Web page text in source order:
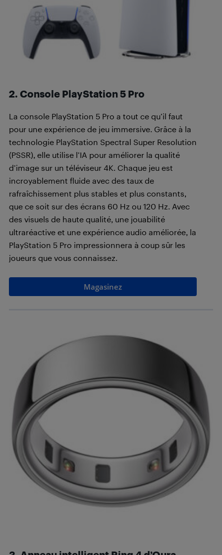
2. Console PlayStation 5 Pro
La console PlayStation 5 Pro a tout ce qu’il faut
pour une expérience de jeu immersive. Grâce à la
technologie PlayStation Spectral Super Resolution
(PSSR), elle utilise l’IA pour améliorer la qualité
d’image sur un téléviseur 4K. Chaque jeu est
incroyablement fluide avec des taux de
rafraîchissement plus stables et plus constants,
que ce soit sur des écrans 60 Hz ou 120 Hz. Avec
des visuels de haute qualité, une jouabilité
ultraréactive et une expérience audio améliorée, la
PlayStation 5 Pro impressionnera à coup sûr les
joueurs que vous connaissez.
Magasinez